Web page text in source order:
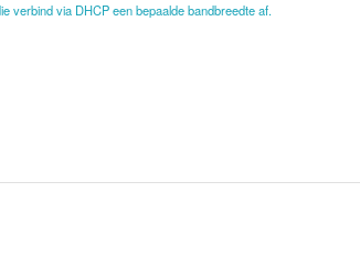
verbind via DHCP een bepaalde bandbreedte af.